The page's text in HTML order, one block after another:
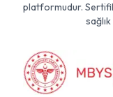
platformudur.